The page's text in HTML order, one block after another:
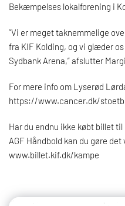
Bekæmpelses lokalforening i
”Vi er meget taknemmelige
fra KIF Kolding, og vi glæder
Sydbank Arena,” afslutter
For mere info om Lyserød
https://www.cancer.dk/
Har du endnu ikke købt billet
AGF Håndbold kan du gøre
www.billet.kif.dk/kampe